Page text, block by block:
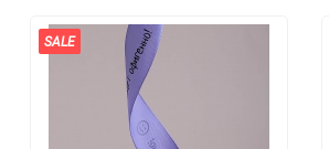
Особые условия
Минимальное количество
Количество в коробке
SALE